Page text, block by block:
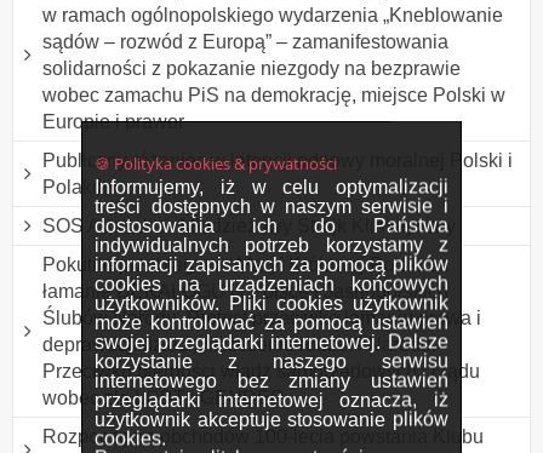
🍪 Polityka cookies & prywatności
Informujemy, iż w celu optymalizacji
treści dostępnych w naszym serwisie i
dostosowania ich do Państwa
indywidualnych potrzeb korzystamy z
informacji zapisanych za pomocą plików
cookies na urządzeniach końcowych
użytkowników. Pliki cookies użytkownik
może kontrolować za pomocą ustawień
swojej przeglądarki internetowej. Dalsze
korzystanie z naszego serwisu
internetowego bez zmiany ustawień
przeglądarki internetowej oznacza, iż
użytkownik akceptuje stosowanie plików
cookies.
w ramach ogólnopolskiego wydarzenia „Kneblowanie
sądów – rozwód z Europą” – zamanifestowania
solidarności z pokazanie niezgody na bezprawie
wobec zamachu PiS na demokrację, miejsce Polski w
Europie i prawor
Publiczny różaniec w intencji odnowy moralnej Polski i
Polaków
SOS Australia - Młodzieżowy Strajk Klimatyczny
Pokutne przebłaganie Maryi Królowej Polski za
łamanie DEKALOGU w Polsce i Jasnogórskich
Ślubów Narodu. Protest przeciwko łamaniu prawa i
deprawacji dzieci, niszczenie rodzin i Narodu.
Przeciwko bierności władz samorządowych i rządu
wobec zła LGBT i GENDER
Rozpoczęcie obchodów 100-lecia powstania Klubu